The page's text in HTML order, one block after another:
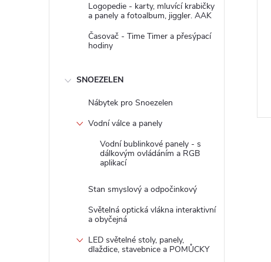
Logopedie - karty, mluvící krabičky
a panely a fotoalbum, jiggler. AAK
Časovač - Time Timer a přesýpací
hodiny
SNOEZELEN
Nábytek pro Snoezelen
Vodní válce a panely
Vodní bublinkové panely - s
dálkovým ovládáním a RGB
aplikací
Stan smyslový a odpočinkový
Světelná optická vlákna interaktivní
a obyčejná
LED světelné stoly, panely,
dlaždice, stavebnice a POMŮCKY